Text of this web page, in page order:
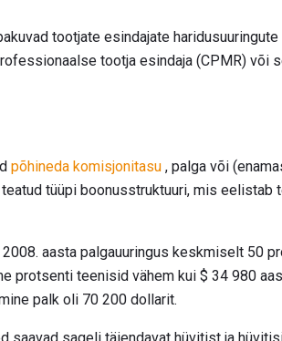
tootjate esindajate haridusuuringute
tootja esindaja (CPMR) või
põhineda komisjonitasu , palga või
tüüpi boonusstruktuuri, mis eelistab
aasta palgauuringus keskmiselt 50
protsenti teenisid vähem kui $ 34 980
palk oli 70 200 dollarit.
sageli täiendavat hüvitist ja